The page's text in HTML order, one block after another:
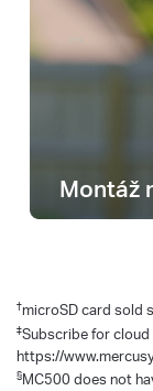
Montáž
†microSD card sold
‡Subscribe for
https://
§MC500 does not